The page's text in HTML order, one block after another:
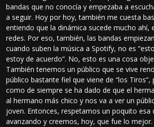
bandas que no conocía y empezaba a
a seguir. Hoy por hoy, también me cuesta
entiendo que la dinámica sucede mucho ahí,
redes. Por eso, también, las bandas
cuando suben la música a Spotify, no es
estoy de acuerdo”. No, esto es una cosa
También tenemos un público que se vive
público bastante fiel que viene de “los Tiros”,
como de siempre se ha dado de que el
al hermano más chico y nos va a ver un
joven. Entonces, respetamos un poquito esa
avanzando y creemos, hoy, que fue lo mejor.